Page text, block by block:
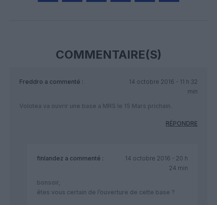
COMMENTAIRE(S)
Freddro a commenté :
14 octobre 2016 - 11 h 32
min
Volotea va ouvrir une base a MRS le 15 Mars prichain.
RÉPONDRE
finlandez a commenté :
14 octobre 2016 - 20 h
24 min
bonsoir,
êtes vous certain de l’ouverture de cette base ?